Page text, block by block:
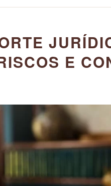
E